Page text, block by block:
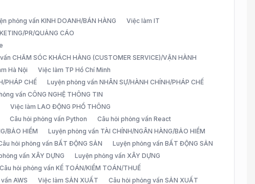
phỏng vấn KINH DOANH/BÁN HÀNG
Việc làm IT
PR/QUẢNG CÁO
CHĂM SÓC KHÁCH HÀNG (CUSTOMER SERVICE)/VẬN HÀNH
Hà Nội
Việc làm TP Hồ Chí Minh
PHÁP CHẾ
Luyện phỏng vấn NHÂN SỰ/HÀNH CHÍNH/PHÁP CHẾ
vấn CÔNG NGHỆ THÔNG TIN
Việc làm LAO ĐỘNG PHỔ THÔNG
Câu hỏi phỏng vấn Python
Câu hỏi phỏng vấn React
BẢO HIỂM
Luyện phỏng vấn TÀI CHÍNH/NGÂN HÀNG/BẢO HIỂM
hỏi phỏng vấn BẤT ĐỘNG SẢN
Luyện phỏng vấn BẤT ĐỘNG SẢN
vấn XÂY DỰNG
Luyện phỏng vấn XÂY DỰNG
Câu hỏi phỏng vấn KẾ TOÁN/KIỂM TOÁN/THUẾ
AWS Việc làm SẢN XUẤT Câu hỏi phỏng vấn SẢN XUẤT